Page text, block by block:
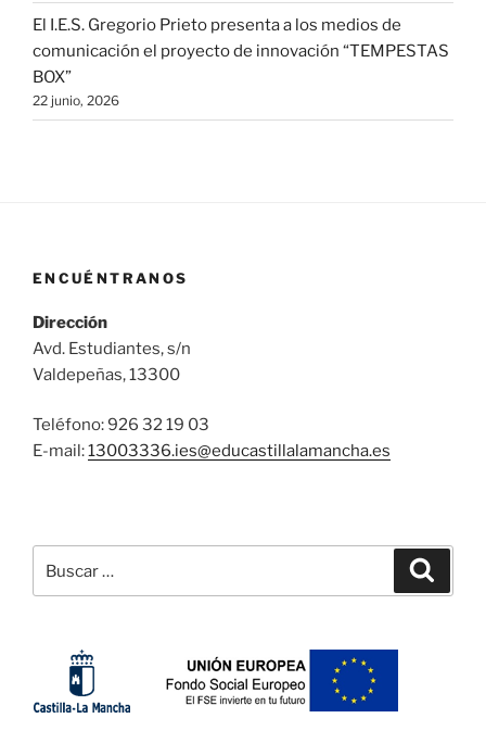
El I.E.S. Gregorio Prieto presenta a los medios de
comunicación el proyecto de innovación “TEMPESTAS
BOX”
22 junio, 2026
ENCUÉNTRANOS
Dirección
Avd. Estudiantes, s/n
Valdepeñas, 13300
Teléfono: 926 32 19 03
E-mail:13003336.ies@educastillalamancha.es
por: